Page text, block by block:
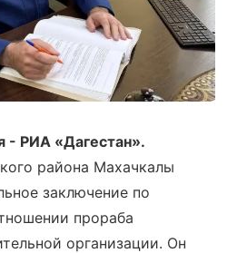
РИА «Дагестан».
района Махачкалы
заключение по
прораба
организации. Он